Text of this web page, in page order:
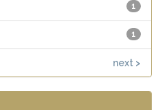
1
1
next >